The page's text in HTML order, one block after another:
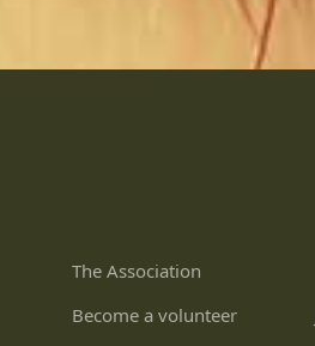
The Association
Become a volunteer